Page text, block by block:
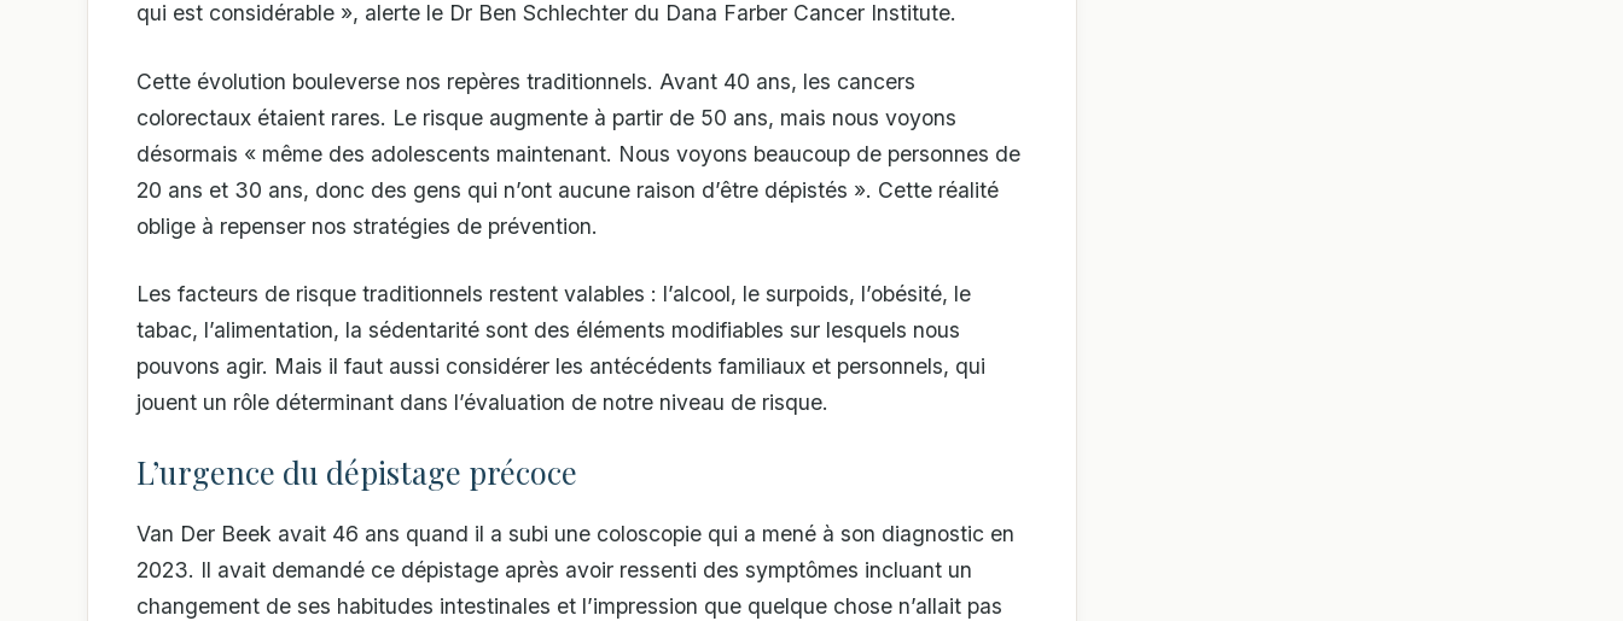
qui est considérable », alerte le Dr Ben Schlechter du Dana Farber Cancer Institute.
Cette évolution bouleverse nos repères traditionnels. Avant 40 ans, les cancers
colorectaux étaient rares. Le risque augmente à partir de 50 ans, mais nous voyons
désormais « même des adolescents maintenant. Nous voyons beaucoup de personnes de
20 ans et 30 ans, donc des gens qui n’ont aucune raison d’être dépistés ». Cette réalité
oblige à repenser nos stratégies de prévention.
Les facteurs de risque traditionnels restent valables : l’alcool, le surpoids, l’obésité, le
tabac, l’alimentation, la sédentarité sont des éléments modifiables sur lesquels nous
pouvons agir. Mais il faut aussi considérer les antécédents familiaux et personnels, qui
jouent un rôle déterminant dans l’évaluation de notre niveau de risque.
L’urgence du dépistage précoce
Van Der Beek avait 46 ans quand il a subi une coloscopie qui a mené à son diagnostic en
2023. Il avait demandé ce dépistage après avoir ressenti des symptômes incluant un
changement de ses habitudes intestinales et l’impression que quelque chose n’allait pas